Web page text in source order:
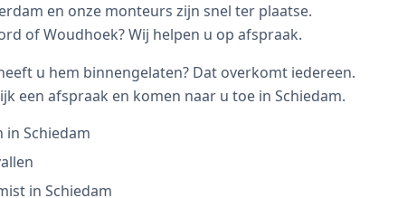
en onze monteurs zijn snel ter plaatse.
of Woudhoek? Wij helpen u op afspraak.
u hem binnengelaten? Dat overkomt iedereen.
een afspraak en komen naar u toe in Schiedam.
in Schiedam
in Schiedam